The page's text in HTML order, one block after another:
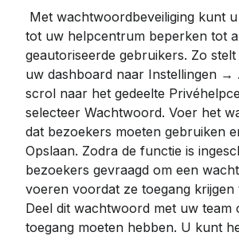
tot uw helpcentrum beperken tot
geautoriseerde gebruikers. Zo stelt
uw dashboard naar Instellingen →
scrol naar het gedeelte
selecteer Wachtwoord. Voer het
dat bezoekers moeten gebruiken
Opslaan. Zodra de functie is
bezoekers gevraagd om een
voeren voordat ze toegang krijgen
Deel dit wachtwoord met uw team
toegang moeten hebben. U kunt